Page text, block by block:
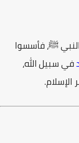
ﷺ، فأسسوا
سبيل الله،